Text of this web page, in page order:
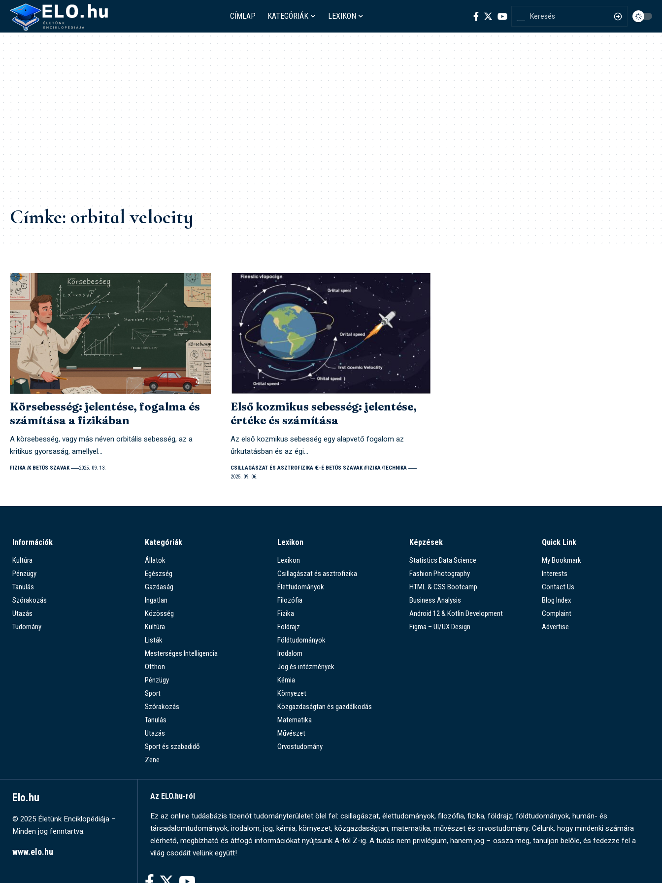
CÍMLAP KATEGÓRIÁK LEXIKON
Címke:orbital velocity
Körsebesség: jelentése, fogalma és
számítása a fizikában
A körsebesség, vagy más néven orbitális sebesség, az a
kritikus gyorsaság, amellyel…
FIZIKA K BETŰS SZAVAK 2025. 09. 13.
Első kozmikus sebesség: jelentése,
értéke és számítása
Az első kozmikus sebesség egy alapvető fogalom az
űrkutatásban és az égi…
CSILLAGÁSZAT ÉS ASZTROFIZIKA E-É BETŰS SZAVAK FIZIKA TECHNIKA
2025. 09. 06.
Információk
Kultúra
Pénzügy
Tanulás
Szórakozás
Utazás
Tudomány
Kategóriák
Állatok
Egészség
Gazdaság
Ingatlan
Közösség
Kultúra
Listák
Mesterséges Intelligencia
Otthon
Pénzügy
Sport
Szórakozás
Tanulás
Utazás
Sport és szabadidő
Zene
Lexikon
Lexikon
Csillagászat és asztrofizika
Élettudományok
Filozófia
Fizika
Földrajz
Földtudományok
Irodalom
Jog és intézmények
Kémia
Környezet
Közgazdaságtan és gazdálkodás
Matematika
Művészet
Orvostudomány
Képzések
Statistics Data Science
Fashion Photography
HTML & CSS Bootcamp
Business Analysis
Android 12 & Kotlin Development
Figma – UI/UX Design
Quick Link
My Bookmark
Interests
Contact Us
Blog Index
Complaint
Advertise
Elo.hu
© 2025 Életünk Enciklopédiája –
Minden jog fenntartva.
www.elo.hu
Az ELO.hu-ról
Ez az online tudásbázis tizenöt tudományterületet ölel fel: csillagászat, élettudományok, filozófia, fizika, földrajz, földtudományok, humán- és
társadalomtudományok, irodalom, jog, kémia, környezet, közgazdaságtan, matematika, művészet és orvostudomány. Célunk, hogy mindenki számára
elérhető, megbízható és átfogó információkat nyújtsunk A-tól Z-ig. A tudás nem privilégium, hanem jog – ossza meg, tanuljon belőle, és fedezze fel a
világ csodáit velünk együtt!